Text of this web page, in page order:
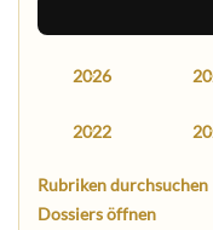
2026
2022
Rubriken durchsuchen
Dossiers öffnen